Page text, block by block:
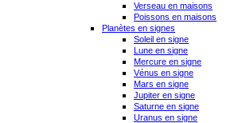
Verseau en maisons
Poissons en maisons
Planètes en signes
Soleil en signe
Lune en signe
Mercure en signe
Vénus en signe
Mars en signe
Jupiter en signe
Saturne en signe
Uranus en signe